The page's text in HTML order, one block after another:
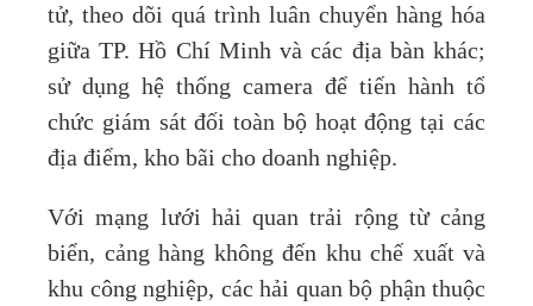
tử, theo dõi quá trình luân chuyển hàng hóa
giữa TP. Hồ Chí Minh và các địa bàn khác;
sử dụng hệ thống camera để tiến hành tổ
chức giám sát đối toàn bộ hoạt động tại các
địa điểm, kho bãi cho doanh nghiệp.
Với mạng lưới hải quan trải rộng từ cảng
biển, cảng hàng không đến khu chế xuất và
khu công nghiệp, các hải quan bộ phận thuộc